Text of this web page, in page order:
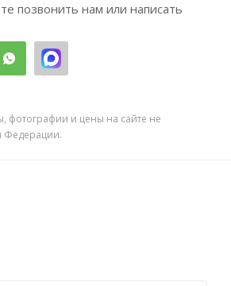
позвонить нам или написать
фотографии и цены на сайте не
Федерации.